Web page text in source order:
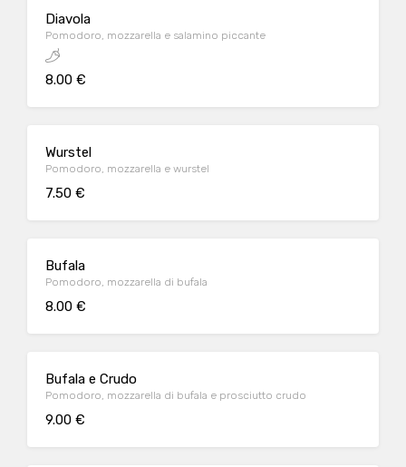
Diavola
Pomodoro, mozzarella e salamino piccante
8.00 €
Wurstel
Pomodoro, mozzarella e wurstel
7.50 €
Bufala
Pomodoro, mozzarella di bufala
8.00 €
Bufala e Crudo
Pomodoro, mozzarella di bufala e prosciutto crudo
9.00 €